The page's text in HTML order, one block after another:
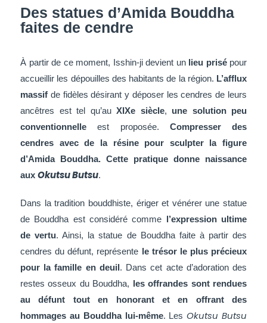
Des statues d’Amida Bouddha
faites de cendre
À partir de ce moment, Isshin-jidevient un lieu prisépour
accueillir les dépouilles des habitants de la région. L’afflux
massif de fidèles désirant y déposer les cendres de leurs
ancêtres est tel qu’au XIXe siècle, une solution peu
conventionnelle est proposée. Compresser des
cendres avec de la résine pour sculpter la figure
d’Amida Bouddha. Cette pratique donne naissance
aux Okutsu Butsu.
Dans la tradition bouddhiste, ériger et vénérer une statue
de Bouddha est considéré comme l’expression ultime
de vertu. Ainsi, la statue de Bouddha faite à partir des
cendres du défunt, représente le trésor le plus précieux
pour la famille en deuil. Dans cet acte d’adoration des
restes osseux du Bouddha, les offrandes sont rendues
au défunt tout en honorant et en offrant des
hommages au Bouddha lui-même. LesOkutsu Butsu